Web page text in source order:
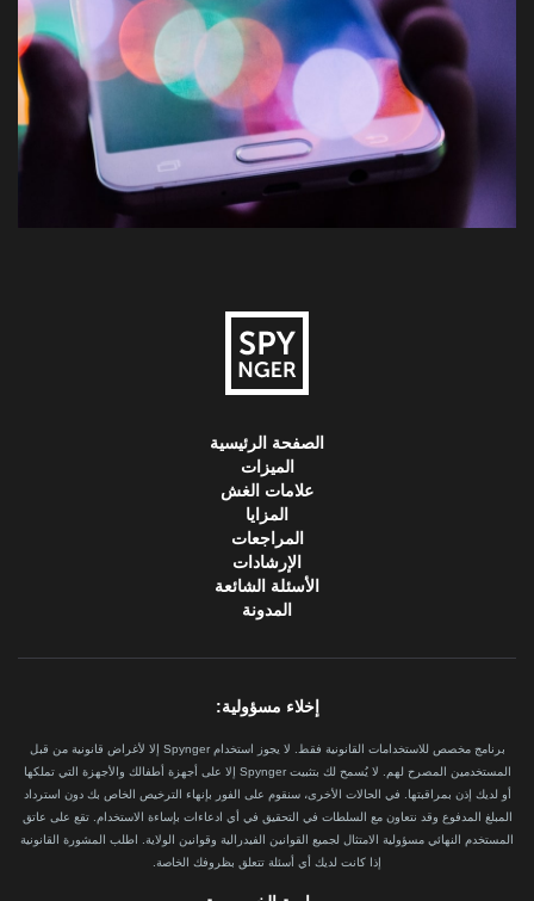
الصفحة الرئيسية
الميزات
علامات الغش
المزايا
المراجعات
الإرشادات
الأسئلة الشائعة
المدونة
إخلاء مسؤولية:
برنامج مخصص للاستخدامات القانونية فقط. لا يجوز استخدام Spynger إلا لأغراض قانونية من قبل
المستخدمين المصرح لهم. لا يُسمح لك بتثبيت Spynger إلا على أجهزة أطفالك والأجهزة التي تملكها
أو لديك إذن بمراقبتها. في الحالات الأخرى، سنقوم على الفور بإنهاء الترخيص الخاص بك دون استرداد
المبلغ المدفوع وقد نتعاون مع السلطات في التحقيق في أي ادعاءات بإساءة الاستخدام. تقع على عاتق
المستخدم النهائي مسؤولية الامتثال لجميع القوانين الفيدرالية وقوانين الولاية. اطلب المشورة القانونية
إذا كانت لديك أي أسئلة تتعلق بظروفك الخاصة.